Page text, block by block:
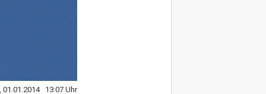
01.01.2014 13:07 Uhr